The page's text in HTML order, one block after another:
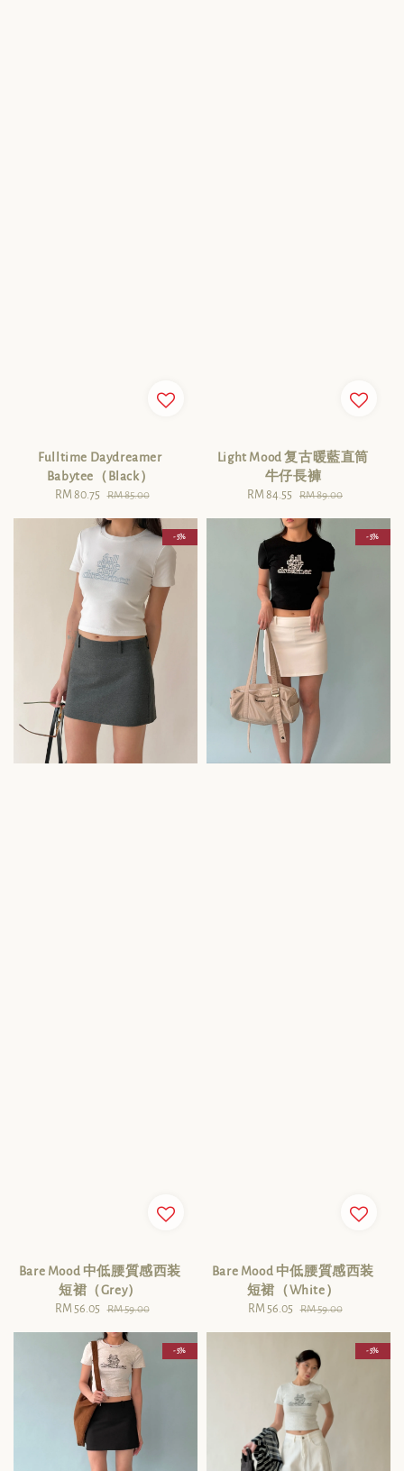
Fulltime Daydreamer
Babytee（Black）
Sale
RM 80.75 Regular
RM 85.00
Light Mood 复古暖藍直筒
牛仔長褲
Sale
RM 84.55 Regular
RM 89.00
- 5%
Bare Mood 中低腰質感西装
短裙（Grey）
Sale
RM 56.05 Regular
RM 59.00
- 5%
Bare Mood 中低腰質感西装
短裙（White）
Sale
RM 56.05 Regular
RM 59.00
- 5% - 5%